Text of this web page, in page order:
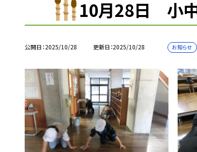
10月28日 小
公開日 2025/10/28 更新日 2025/10/28 お知らせ